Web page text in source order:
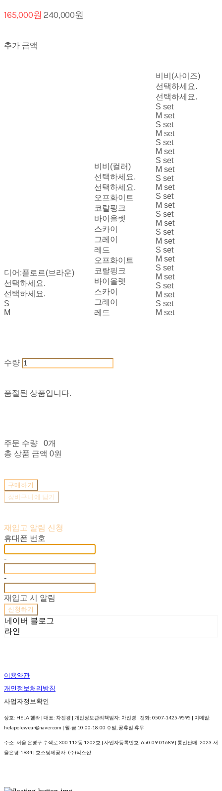
165,000원240,000원
추가 금액
디어:플로르(브라운)
선택하세요.
선택하세요.
S
M
비비(컬러)
선택하세요.
선택하세요.
오프화이트
코랄핑크
바이올렛
스카이
그레이
레드
오프화이트
코랄핑크
바이올렛
스카이
그레이
레드
비비(사이즈)
선택하세요.
선택하세요.
S set
M set
S set
M set
S set
M set
S set
M set
S set
M set
S set
M set
S set
M set
S set
M set
S set
M set
S set
M set
S set
M set
S set
M set
수량
품절된 상품입니다.
주문 수량
0개
총 상품 금액 0원
구매하기
장바구니에 담기
재입고 알림 신청
휴대폰 번호
-
-
재입고 시 알림
신청하기
네이버 블로그
라인
이용약관
개인정보처리방침
사업자정보확인
상호: HELA 헬라 | 대표: 차진경 | 개인정보관리책임자: 차진경 | 전화: 0507-1425-9595 | 이메일:
helapolewear@naver.com | 월-금 10:00-18:00 주말, 공휴일 휴무
주소: 서울 은평구 수색로 300 112동 1202호 | 사업자등록번호: 650-09-01689 | 통신판매: 2023-서
울은평-1934 | 호스팅제공자: (주)식스샵